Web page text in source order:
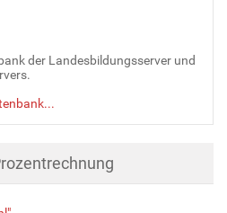
der Landesbildungsserver und